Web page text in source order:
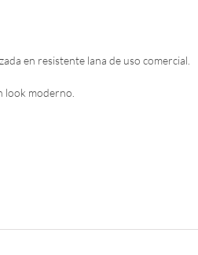
en resistente lana de uso comercial.
look moderno.